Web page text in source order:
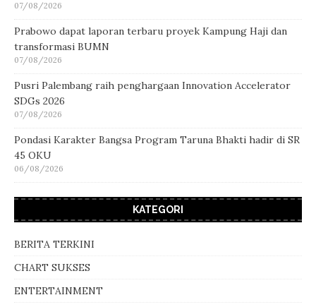
07/08/2026
Prabowo dapat laporan terbaru proyek Kampung Haji dan
transformasi BUMN
07/08/2026
Pusri Palembang raih penghargaan Innovation Accelerator
SDGs 2026
07/08/2026
Pondasi Karakter Bangsa Program Taruna Bhakti hadir di SR
45 OKU
06/08/2026
KATEGORI
BERITA TERKINI
CHART SUKSES
ENTERTAINMENT